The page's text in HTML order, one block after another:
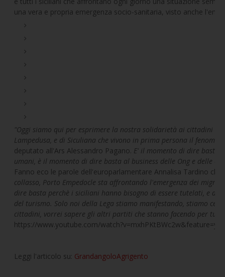
una vera e propria emergenza socio-sanitaria, visto anche
"Oggi siamo qui per esprimere la nostra solidarietà ai cittadini di
Lampedusa, e di Siculiana che vivono in prima persona il
deputato all'Ars Alessandro Pagano. E' il momento di dire basta
umani, è il momento di dire basta al business delle Ong e delle
Fanno eco le parole dell'europarlamentare Annalisa Tardino
collasso, Porto Empedocle sta affrontando l'emergenza dei
dire basta perchè i siciliani hanno bisogno di essere tutelati, e ad
del turismo. Solo noi della Lega stiamo manifestando, stiamo
cittadini, vorrei sapere gli altri partiti che stanno facendo per
https://www.youtube.com/
Leggi l'articolo su: GrandangoloAgrigento